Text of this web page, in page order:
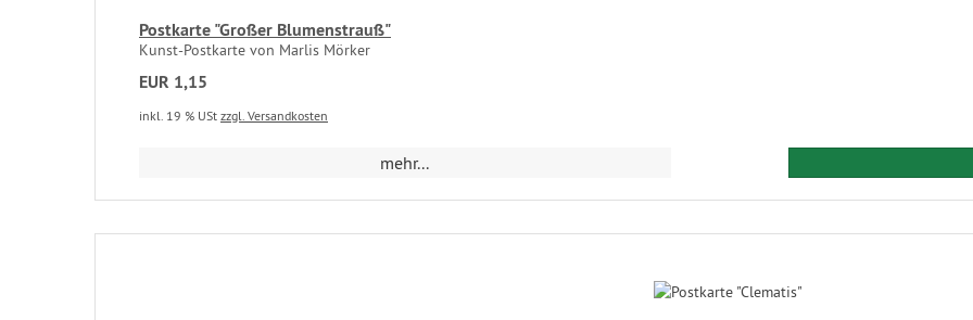
Postkarte "Großer Blumenstrauß"
Kunst-Postkarte von Marlis Mörker
EUR 1,15
inkl. 19 % USt zzgl. Versandkosten
mehr...